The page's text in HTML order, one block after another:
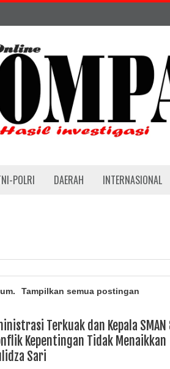
POLRI DAERAH
INTERNASIONAL
. Tampilkan semua postingan
Terkuak dan Kepala SMAN
Kepentingan Tidak Menaikkan
Sari